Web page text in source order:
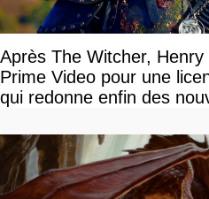
Après The Witcher,
Prime Video pour une
qui redonne enfin des